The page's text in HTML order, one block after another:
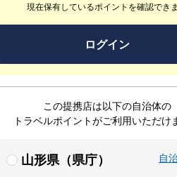
現在保有しているポイントを確認でき
ログイン
この提携店は以下の自治体の
トラベルポイントがご利用いただけ
山形県（県庁） 自